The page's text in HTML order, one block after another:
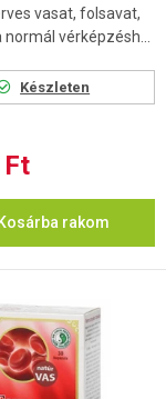
vasat, folsavat,
vérképzésh...
Készleten
Ft
rakom